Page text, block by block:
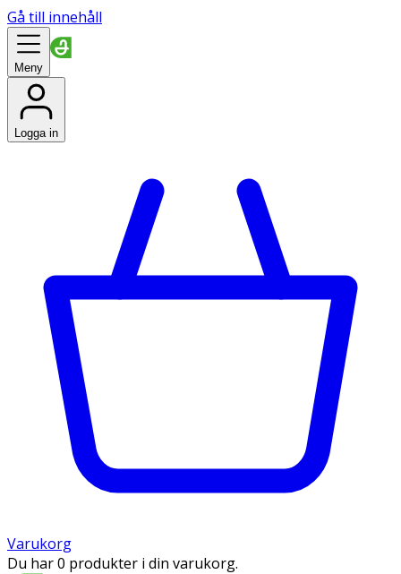
Gå till innehåll
Meny
Logga in
Varukorg
Du har 0 produkter i din varukorg.